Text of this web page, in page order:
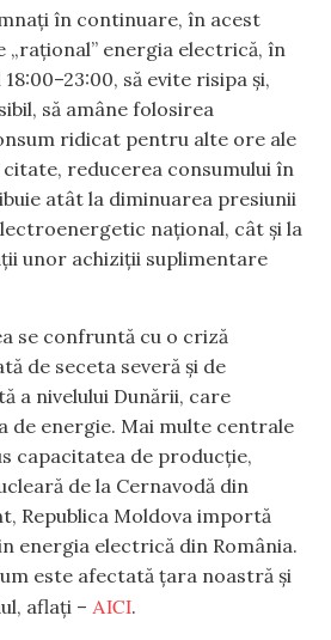
în continuare, în acest
„rațional” energia electrică, în
să evite risipa și,
să amâne folosirea
ridicat pentru alte ore ale
reducerea consumului în
atât la diminuarea presiunii
național, cât și la
unor achiziții suplimentare
se confruntă cu o criză
de seceta severă și de
a nivelului Dunării, care
de energie. Mai multe centrale
capacitatea de producție,
de la Cernavodă din
Republica Moldova importă
energia electrică din România.
este afectată țara noastră și
aflați – AICI.